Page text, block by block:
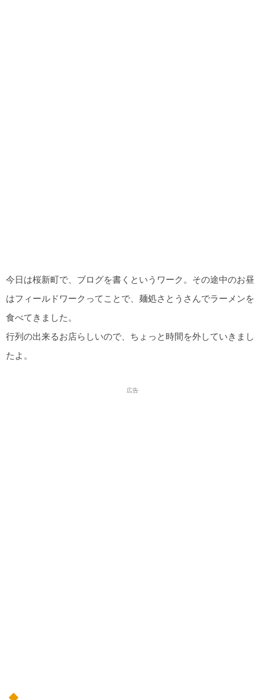
今日は桜新町で、ブログを書くというワーク。その途中のお昼
はフィールドワークってことで、麺処さとうさんでラーメンを
食べてきました。
行列の出来るお店らしいので、ちょっと時間を外していきまし
たよ。
広告